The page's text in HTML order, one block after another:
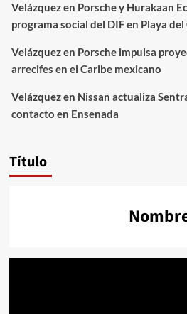
Velázquezen Porsche y Hurakaan
programa social del DIF en Playa del
Velázquezen Porsche impulsa
arrecifes en el Caribe mexicano
Velázquezen Nissan actualiza
contacto en Ensenada
Título